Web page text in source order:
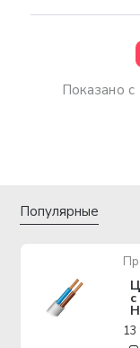
Показано с
Популярные
с
13